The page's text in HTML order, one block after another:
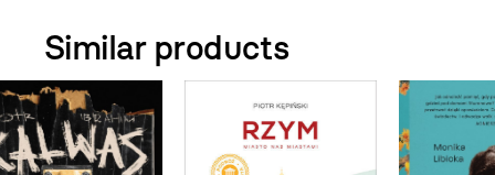
Similar products